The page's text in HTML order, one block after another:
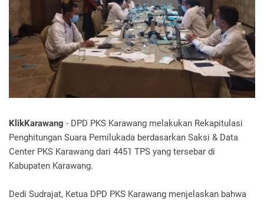
KlikKarawang - DPD PKS Karawang melakukan Rekapitulasi
Penghitungan Suara Pemilukada berdasarkan Saksi & Data
Center PKS Karawang dari 4451 TPS yang tersebar di
Kabupaten Karawang.
Dedi Sudrajat, Ketua DPD PKS Karawang menjelaskan bahwa